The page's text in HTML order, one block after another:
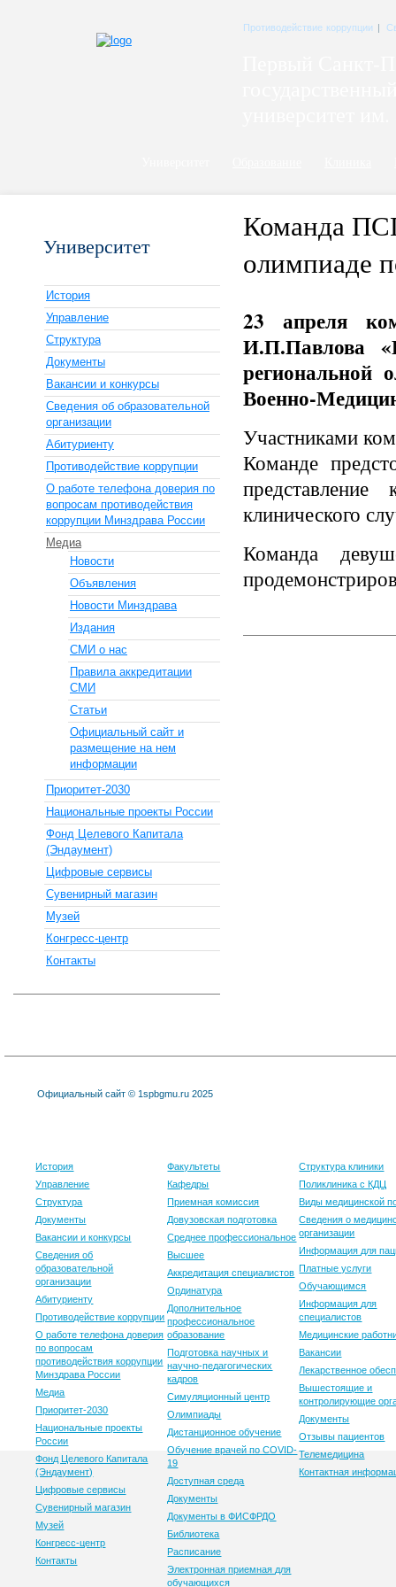
Противодействие коррупции |
Команда
олимпиаде
23 апреля
И.П.Павлова
региональной
Военно-
Участниками
Команде
клинического
Команда
Университет
История
Управление
Структура
Документы
Вакансии и конкурсы
Сведения об образовательной
организации
Абитуриенту
Противодействие коррупции
О работе телефона доверия по
вопросам противодействия
коррупции Минздрава России
Медиа
Новости
Объявления
Новости Минздрава
Издания
СМИ о нас
Правила аккредитации
СМИ
Статьи
Официальный сайт и
размещение на нем
информации
Приоритет-2030
Национальные проекты России
Фонд Целевого Капитала
(Эндаумент)
Цифровые сервисы
Сувенирный магазин
Музей
Конгресс-центр
Контакты
Официальный сайт © 1spbgmu.ru 2025
История
Управление
Структура
Документы
Вакансии и конкурсы
Сведения об
образовательной
организации
Абитуриенту
Противодействие коррупции
О работе телефона доверия
по вопросам
противодействия коррупции
Минздрава России
Медиа
Приоритет-2030
Национальные проекты
России
Фонд Целевого Капитала
(Эндаумент)
Цифровые сервисы
Сувенирный магазин
Музей
Конгресс-центр
Контакты
Факультеты
Кафедры
Приемная комиссия
Довузовская подготовка
Среднее профессиональное
Высшее
Аккредитация специалистов
Ординатура
Дополнительное
профессиональное
образование
Подготовка научных и
научно-педагогических
кадров
Симуляционный центр
Олимпиады
Дистанционное обучение
Обучение врачей по COVID-
19
Доступная среда
Документы
Документы в ФИСФРДО
Библиотека
Расписание
Электронная приемная для
обучающихся
Структура клиники
Поликлиника с КДЦ
Виды медицинской
Сведения о
организации
Информация для
Платные услуги
Обучающимся
Информация для
специалистов
Медицинские
Вакансии
Лекарственное
Вышестоящие и
контролирующие
Документы
Отзывы пациентов
Телемедицина
Контактная